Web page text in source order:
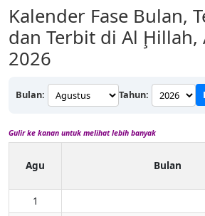
Kalender Fase Bulan,
dan Terbit di Al Ḩillah,
2026
Bulan: Tahun:
Gulir ke kanan untuk melihat lebih banyak
Agu Bulan
1